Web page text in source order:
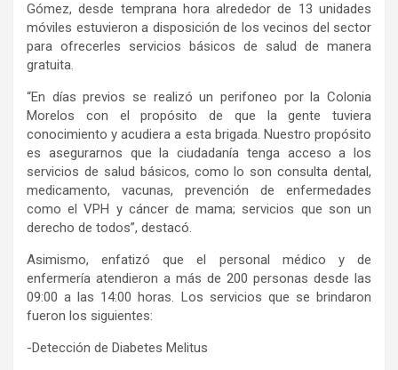
Gómez, desde temprana hora alrededor de 13 unidades
móviles estuvieron a disposición de los vecinos del sector
para ofrecerles servicios básicos de salud de manera
gratuita.
“En días previos se realizó un perifoneo por la Colonia
Morelos con el propósito de que la gente tuviera
conocimiento y acudiera a esta brigada. Nuestro propósito
es asegurarnos que la ciudadanía tenga acceso a los
servicios de salud básicos, como lo son consulta dental,
medicamento, vacunas, prevención de enfermedades
como el VPH y cáncer de mama; servicios que son un
derecho de todos”, destacó.
Asimismo, enfatizó que el personal médico y de
enfermería atendieron a más de 200 personas desde las
09:00 a las 14:00 horas. Los servicios que se brindaron
fueron los siguientes:
-Detección de Diabetes Melitus